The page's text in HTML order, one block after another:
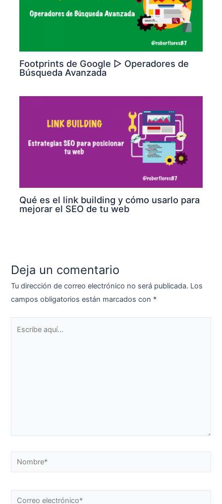
Footprints de Google ▷ Operadores de
Búsqueda Avanzada
Qué es el link building y cómo usarlo para
mejorar el SEO de tu web
Deja un comentario
Tu dirección de correo electrónico no será publicada. Los
campos obligatorios están marcados con *
Nombre*
Correo